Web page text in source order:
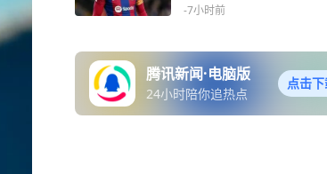
-7小时前
腾讯新闻·电脑版
24小时陪你追热点
点击